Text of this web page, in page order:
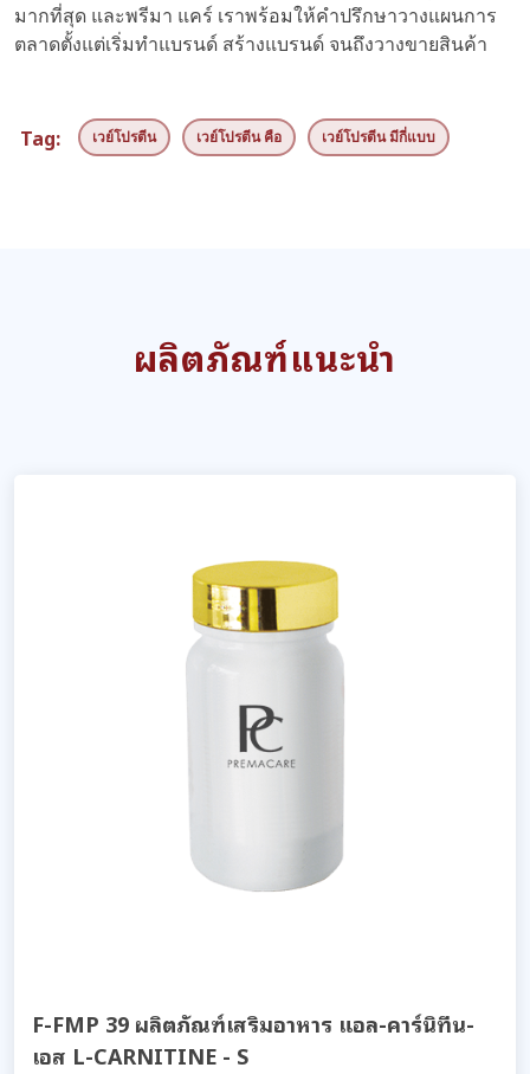
มากที่สุด และพรีมา แคร์ เราพร้อมให้คำปรึกษาวางแผนการ
ตลาดตั้งแต่เริ่มทำแบรนด์ สร้างแบรนด์ จนถึงวางขายสินค้า
Tag: เวย์โปรตีน เวย์โปรตีน คือ เวย์โปรตีน มีกี่แบบ
ผลิตภัณฑ์แนะนำ
F-FMP 39 ผลิตภัณฑ์เสริมอาหาร แอล-คาร์นิทีน-
เอส L-CARNITINE - S